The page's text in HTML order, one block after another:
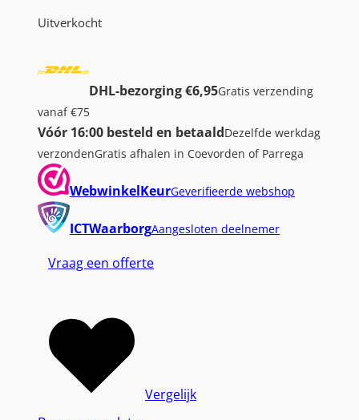
Uitverkocht
DHL-bezorging €6,95Gratis verzending
vanaf €75
Vóór 16:00 besteld en betaaldDezelfde werkdag
verzondenGratis afhalen in Coevorden of Parrega
WebwinkelKeurGeverifieerde webshop
ICTWaarborgAangesloten deelnemer
Vraag een offerte
Vergelijk